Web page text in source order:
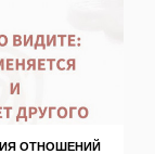
ОТНОШЕНИЙ